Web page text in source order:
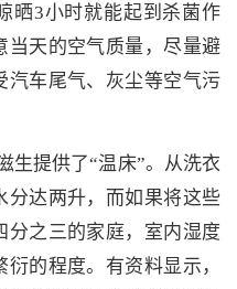
晒3小时就能起到杀菌作
当天的空气质量，尽量避
汽车尾气、灰尘等空气污
生提供了“温床”。从洗衣
分达两升，而如果将这些
分之三的家庭，室内湿度
的程度。有资料显示，